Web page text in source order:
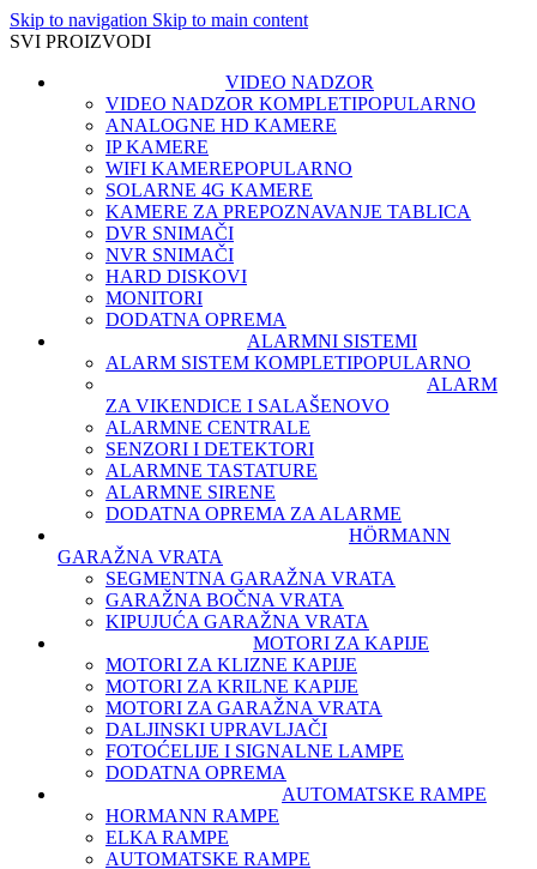
Skip to navigation Skip to main content
SVI PROIZVODI
VIDEO NADZOR
VIDEO NADZOR KOMPLETIPOPULARNO
ANALOGNE HD KAMERE
IP KAMERE
WIFI KAMEREPOPULARNO
SOLARNE 4G KAMERE
KAMERE ZA PREPOZNAVANJE TABLICA
DVR SNIMAČI
NVR SNIMAČI
HARD DISKOVI
MONITORI
DODATNA OPREMA
ALARMNI SISTEMI
ALARM SISTEM KOMPLETIPOPULARNO
ALARM
ZA VIKENDICE I SALAŠENOVO
ALARMNE CENTRALE
SENZORI I DETEKTORI
ALARMNE TASTATURE
ALARMNE SIRENE
DODATNA OPREMA ZA ALARME
HÖRMANN
GARAŽNA VRATA
SEGMENTNA GARAŽNA VRATA
GARAŽNA BOČNA VRATA
KIPUJUĆA GARAŽNA VRATA
MOTORI ZA KAPIJE
MOTORI ZA KLIZNE KAPIJE
MOTORI ZA KRILNE KAPIJE
MOTORI ZA GARAŽNA VRATA
DALJINSKI UPRAVLJAČI
FOTOĆELIJE I SIGNALNE LAMPE
DODATNA OPREMA
AUTOMATSKE RAMPE
HORMANN RAMPE
ELKA RAMPE
AUTOMATSKE RAMPE